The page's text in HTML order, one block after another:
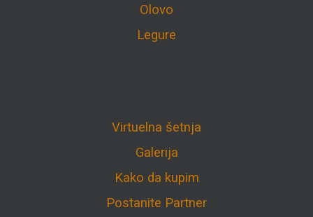
Olovo
Legure
Virtuelna šetnja
Galerija
Kako da kupim
Postanite Partner